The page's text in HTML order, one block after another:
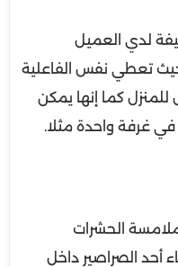
لدي العميل
حيث تعطي نفس الفاعلية
كما إنها يمكن
في غرفة واحدة مثلا.
الحشرات
أحد الصراصير داخل